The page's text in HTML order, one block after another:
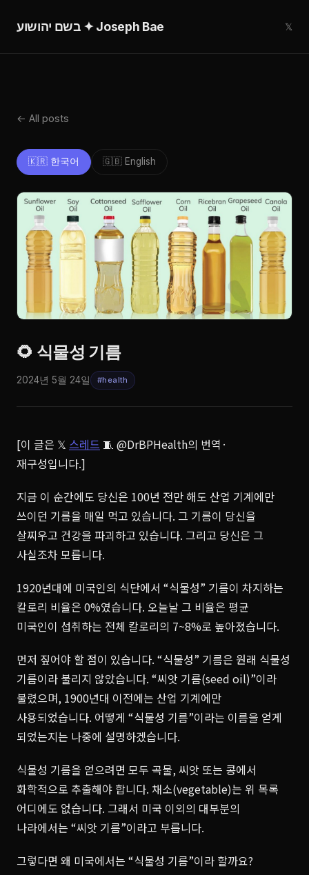
בשם יהושוע ✦ Joseph Bae 𝕏
← All posts
🇰🇷 한국어 🇬🇧 English
🌻 식물성 기름
2024년 5월 24일 #health
[이 글은 𝕏 스레드 🧵 @DrBPHealth의 번역·
재구성입니다.]
지금 이 순간에도 당신은 100년 전만 해도 산업 기계에만
쓰이던 기름을 매일 먹고 있습니다. 그 기름이 당신을
살찌우고 건강을 파괴하고 있습니다. 그리고 당신은 그
사실조차 모릅니다.
1920년대에 미국인의 식단에서 “식물성” 기름이 차지하는
칼로리 비율은 0%였습니다. 오늘날 그 비율은 평균
미국인이 섭취하는 전체 칼로리의 7~8%로 높아졌습니다.
먼저 짚어야 할 점이 있습니다. “식물성” 기름은 원래 식물성
기름이라 불리지 않았습니다. “씨앗 기름(seed oil)”이라
불렸으며, 1900년대 이전에는 산업 기계에만
사용되었습니다. 어떻게 “식물성 기름”이라는 이름을 얻게
되었는지는 나중에 설명하겠습니다.
식물성 기름을 얻으려면 모두 곡물, 씨앗 또는 콩에서
화학적으로 추출해야 합니다. 채소(vegetable)는 위 목록
어디에도 없습니다. 그래서 미국 이외의 대부분의
나라에서는 “씨앗 기름”이라고 부릅니다.
그렇다면 왜 미국에서는 “식물성 기름”이라 할까요?